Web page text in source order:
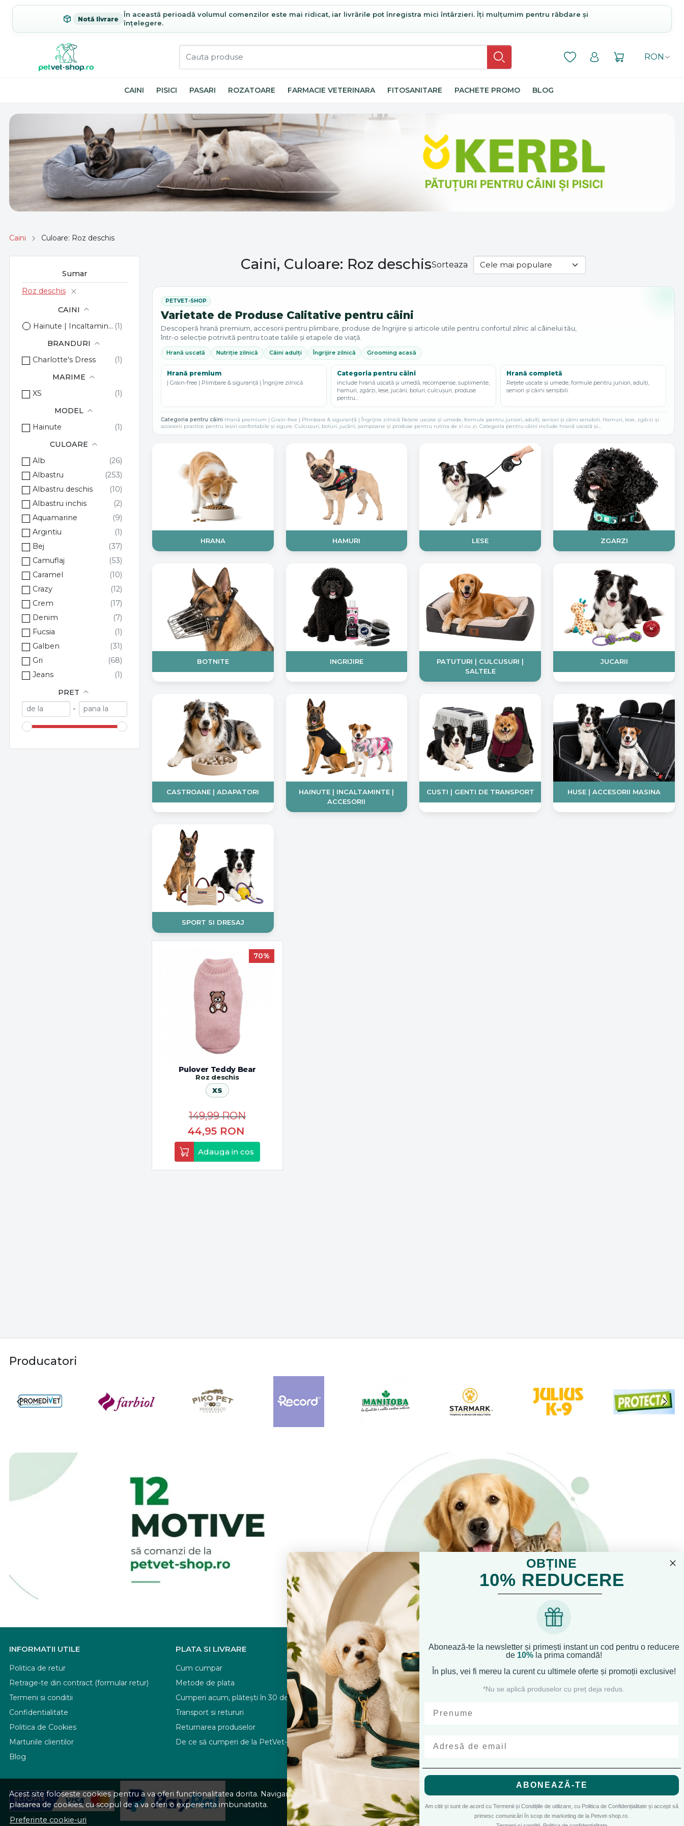
Notă livrare
În această perioadă volumul comenzilor este mai ridicat, iar livrările pot înregistra mici întârzieri. Îți mulțumim pentru răbdare și
înțelegere.
RON
CAINI PISICI PASARI ROZATOARE FARMACIE VETERINARA FITOSANITARE PACHETE PROMO BLOG
Caini Culoare: Roz deschis
Sumar
Roz deschis
CAINI
Hainute | Incaltaminte | Accesorii
BRANDURI
Charlotte's Dress
MARIME
XS
MODEL
Hainute
CULOARE
Alb
Albastru
Albastru deschis
Albastru inchis
Aquamarine
Argintiu
Bej
Camuflaj
Caramel
Crazy
Crem
Denim
Fucsia
Galben
Gri
Jeans
Mov
Multicolor
PRET
-
Caini, Culoare: Roz deschisSorteaza
Varietate de Produse Calitative pentru câini
Descoperă hrană premium, accesorii pentru plimbare, produse de îngrijire și articole utile pentru confortul zilnic al câinelui tău,
într-o selecție potrivită pentru toate taliile și etapele de viață.
Hrană uscată Nutriție zilnică Câini adulți Îngrijire zilnică Grooming acasă
Hrană premium
| Grain-free | Plimbare & siguranță | Îngrijire zilnică
Categoria pentru câini
include hrană uscată și umedă, recompense, suplimente,
hamuri, zgărzi, lese, jucării, boluri, culcușuri, produse
pentru...
Hrană completă
Rețete uscate și umede, formule pentru juniori, adulți,
seniori și câini sensibili.
Categoria pentru câini Hrană premium | Grain-free | Plimbare & siguranță | Îngrijire zilnică Rețete uscate și umede, formule pentru juniori, adulți, seniori și câini sensibili. Hamuri, lese, zgărzi și
accesorii practice pentru ieșiri confortabile și sigure. Culcușuri, boluri, jucării, șampoane și produse pentru rutina de zi cu zi. Categoria pentru câini include hrană uscată și...
HRANA HAMURI LESE ZGARZI
BOTNITE INGRIJIRE
PATUTURI | CULCUSURI |
SALTELE
JUCARII
CASTROANE | ADAPATORI
HAINUTE | INCALTAMINTE |
ACCESORII
CUSTI | GENTI DE TRANSPORT HUSE | ACCESORII MASINA
SPORT SI DRESAJ
70%
Pulover Teddy Bear
Roz deschis
XS
44,95 RON
149,99RON
Adauga in cos
Acest site foloseste cookies pentru a va oferi functionalitatea dorita. Navigand in continuare, sunteti de acord cu Politica de cookiessi cu
plasarea de cookies, cu scopul de a va oferi o experienta imbunatatita.
Preferinte cookie-uri
Accepta toate cookie-urile
Doar cookie-uri esentiale
Producatori
INFORMATII UTILE
Politica de retur
Retrage-te din contract (formular retur)
Termeni si conditii
Confidentialitate
Politica de Cookies
Marturiile clientilor
Blog
PLATA SI LIVRARE
Cum cumpar
Metode de plata
Cumperi acum, plătești în 30 de zile
Transport si retururi
Returnarea produselor
De ce să cumperi de la PetVet-Shop
ASISTENTA
Contacteaza-ne
Intrebari frecvente
Harta site
ANPC
Declaratie de accesibilitate
CONT CLIENT
Contul meu
OBȚINE
10% REDUCERE
Abonează-te la newsletter și primești instant un cod pentru o reducere
de 10%la prima comandă!
În plus, vei fi mereu la curent cu ultimele oferte și promoții exclusive!
*Nu se aplică produselor cu preț deja redus.
ABONEAZĂ-TE
Am citit și sunt de acord cu Termenii și Condițiile de utilizare, cu Politica de Confidențialitate și accept să
primesc comunicări în scop de marketing de la Petvet-shop.ro.